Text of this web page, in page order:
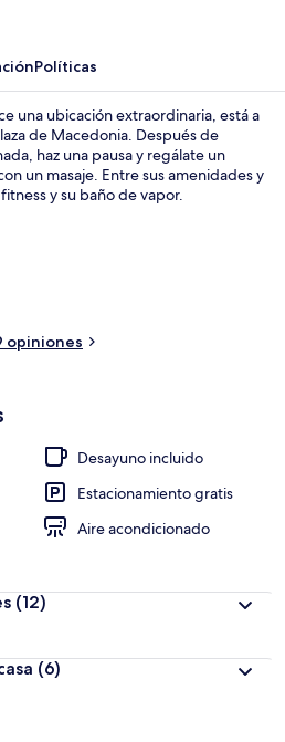
Políticas
una ubicación extraordinaria, está a
de Macedonia. Después de
haz una pausa y regálate un
un masaje. Entre sus amenidades y
y su baño de vapor.
opiniones
Desayuno incluido
Estacionamiento gratis
Aire acondicionado
(12)
(6)